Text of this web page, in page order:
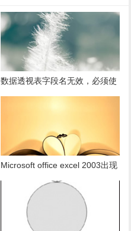
数据透视表字段名无效，必须使
Microsoft office excel 2003出现
发送错误报告怎么办？